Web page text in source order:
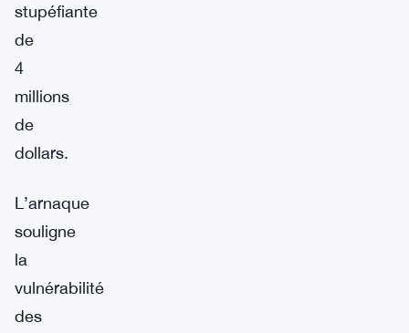
stupéfiante
de
4
millions
de
dollars.
L’arnaque
souligne
la
vulnérabilité
des